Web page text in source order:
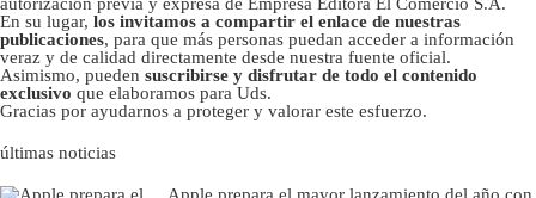
En su lugar, los invitamos a compartir el enlace de nuestras
publicaciones, para que más personas puedan acceder a información
veraz y de calidad directamente desde nuestra fuente oficial.
Asimismo, pueden suscribirse y disfrutar de todo el contenido
exclusivo que elaboramos para Uds.
Gracias por ayudarnos a proteger y valorar este esfuerzo.
últimas noticias
Apple prepara el mayor lanzamiento del año con